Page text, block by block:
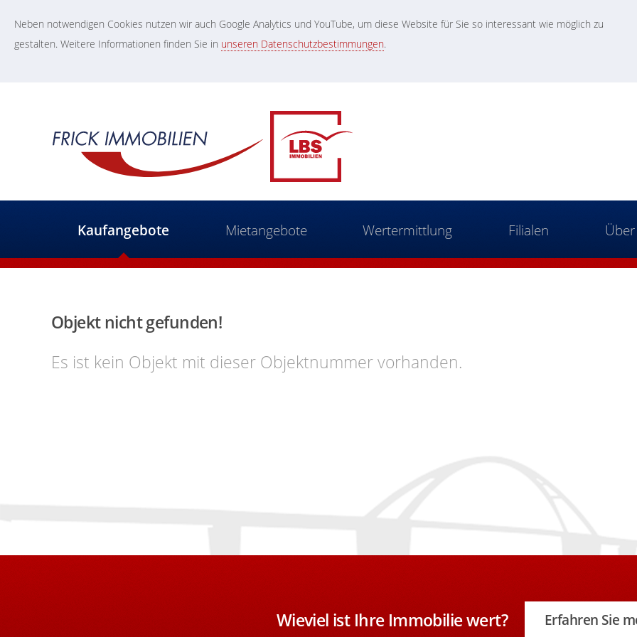
Neben notwendigen Cookies nutzen wir auch Google Analytics und YouTube, um diese Website für Sie so interessant wie möglich zu
gestalten. Weitere Informationen finden Sie in unseren Datenschutzbestimmungen.
Kaufangebote Mietangebote Wertermittlung Filialen
Objekt nicht gefunden!
Es ist kein Objekt mit dieser Objektnummer vorhanden.
Wieviel ist Ihre Immobilie wert? Erfahren Sie